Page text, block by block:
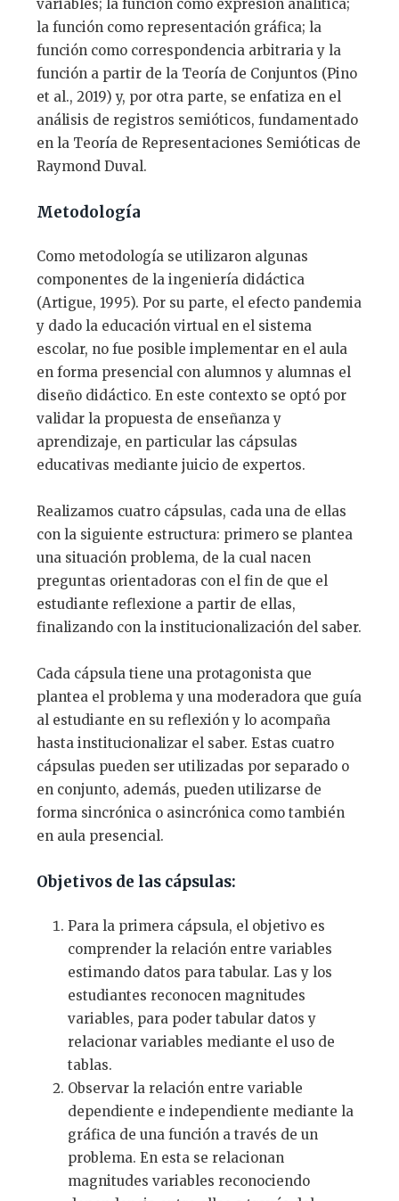
variables; la función como expresión analítica;
la función como representación gráfica; la
función como correspondencia arbitraria y la
función a partir de la Teoría de Conjuntos (Pino
et al., 2019) y, por otra parte, se enfatiza en el
análisis de registros semióticos, fundamentado
en la Teoría de Representaciones Semióticas de
Raymond Duval.
Metodología
Como metodología se utilizaron algunas
componentes de la ingeniería didáctica
(Artigue, 1995). Por su parte, el efecto pandemia
y dado la educación virtual en el sistema
escolar, no fue posible implementar en el aula
en forma presencial con alumnos y alumnas el
diseño didáctico. En este contexto se optó por
validar la propuesta de enseñanza y
aprendizaje, en particular las cápsulas
educativas mediante juicio de expertos.
Realizamos cuatro cápsulas, cada una de ellas
con la siguiente estructura: primero se plantea
una situación problema, de la cual nacen
preguntas orientadoras con el fin de que el
estudiante reflexione a partir de ellas,
finalizando con la institucionalización del saber.
Cada cápsula tiene una protagonista que
plantea el problema y una moderadora que guía
al estudiante en su reflexión y lo acompaña
hasta institucionalizar el saber. Estas cuatro
cápsulas pueden ser utilizadas por separado o
en conjunto, además, pueden utilizarse de
forma sincrónica o asincrónica como también
en aula presencial.
Objetivos de las cápsulas:
Para la primera cápsula, el objetivo es
comprender la relación entre variables
estimando datos para tabular. Las y los
estudiantes reconocen magnitudes
variables, para poder tabular datos y
relacionar variables mediante el uso de
tablas.
Observar la relación entre variable
dependiente e independiente mediante la
gráfica de una función a través de un
problema. En esta se relacionan
magnitudes variables reconociendo